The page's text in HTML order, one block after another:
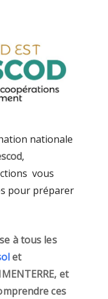
nationale
,
vous
pour préparer
à tous les
et
et
ces